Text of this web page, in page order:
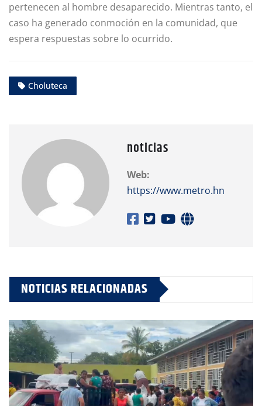
pertenecen al hombre desaparecido. Mientras tanto, el
caso ha generado conmoción en la comunidad, que
espera respuestas sobre lo ocurrido.
Choluteca
noticias
Web:
https://www.metro.hn
NOTICIAS RELACIONADAS